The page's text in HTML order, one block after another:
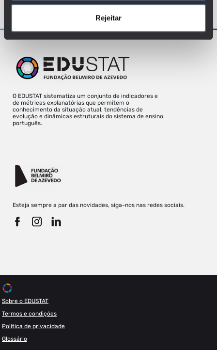
Rejeitar
Para uma melhor experiência deve aceder
O EDUSTAT sistematiza um conjunto de indicadores e
de métricas explanatórias que permitem o
conhecimento da situação atual, tendências de
evolução e dinâmicas estruturais do sistema de ensino
português.
Esteja sempre a par das novidades, siga-nos nas redes sociais.
Sobre o EDUSTAT
Termos e condições
Política de privacidade
Glossário